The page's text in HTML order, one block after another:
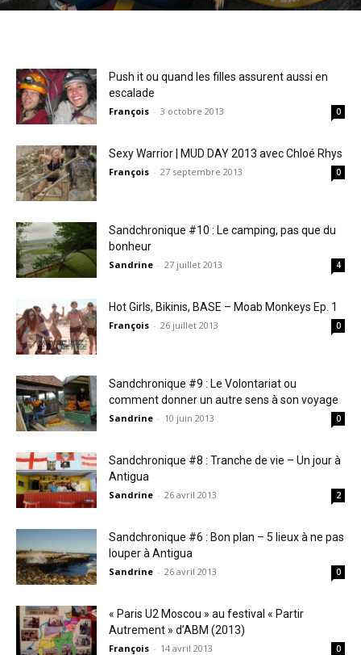
Push it ou quand les filles assurent aussi en
escalade
François - 3 octobre 2013 0
Sexy Warrior | MUD DAY 2013 avec Chloé Rhys
François - 27 septembre 2013 0
Sandchronique #10 : Le camping, pas que du
bonheur
Sandrine - 27 juillet 2013 4
Hot Girls, Bikinis, BASE – Moab Monkeys Ep. 1
François - 26 juillet 2013 0
Sandchronique #9 : Le Volontariat ou
comment donner un autre sens à son voyage
Sandrine - 10 juin 2013 0
Sandchronique #8 : Tranche de vie – Un jour à
Antigua
Sandrine - 26 avril 2013 2
Sandchronique #6 : Bon plan – 5 lieux à ne pas
louper à Antigua
Sandrine - 26 avril 2013 0
« Paris U2 Moscou » au festival « Partir
Autrement » d’ABM (2013)
François - 14 avril 2013 0